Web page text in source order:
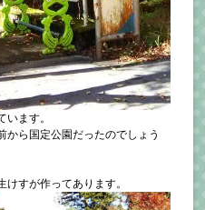
います。
から国定公園だったのでしょう
すが作ってあります。